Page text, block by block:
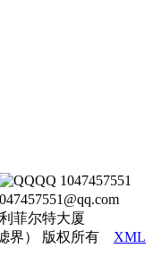
QQ 1047457551
菲尔特大厦
界） 版权所有 XML